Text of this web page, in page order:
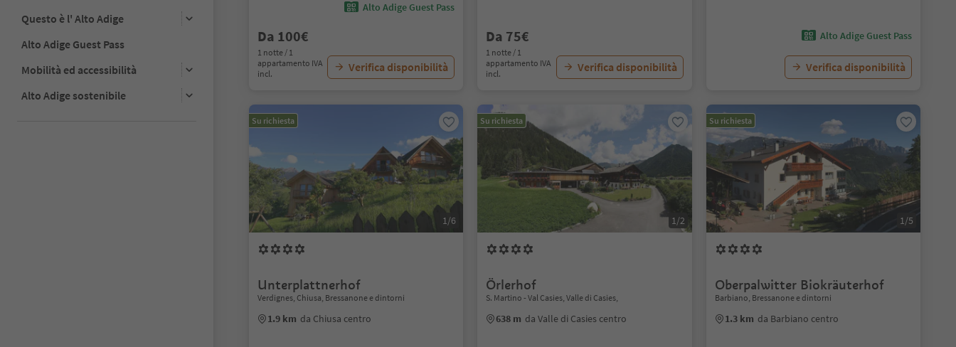
Questo è l' Alto Adige
Alto Adige Guest Pass
Mobilità ed accessibilità
Alto Adige sostenibile
Alto Adige Guest Pass
Da 100€
1 notte / 1
appartamento IVA
incl.
Verifica disponibilità
Da 75€
1 notte / 1
appartamento IVA
incl.
Verifica disponibilità
Alto Adige Guest Pass
Verifica disponibilità
Su richiesta
1/6
Unterplattnerhof
Verdignes, Chiusa, Bressanone e dintorni
1.9 km da Chiusa centro
Su richiesta
1/2
Örlerhof
S. Martino - Val Casies, Valle di Casies,
638 m da Valle di Casies centro
Su richiesta
1/5
Oberpalwitter Biokräuterhof
Barbiano, Bressanone e dintorni
1.3 km da Barbiano centro